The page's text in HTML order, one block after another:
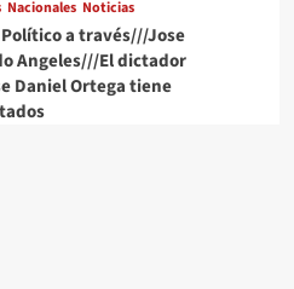
Nacionales Noticias
a través///Jose
Angeles///El dictador
Daniel Ortega tiene